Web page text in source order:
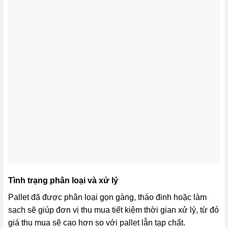
Tình trạng phân loại và xử lý
Pallet đã được phân loại gọn gàng, tháo đinh hoặc làm
sạch sẽ giúp đơn vị thu mua tiết kiệm thời gian xử lý, từ đó
giá thu mua sẽ cao hơn so với pallet lẫn tạp chất.